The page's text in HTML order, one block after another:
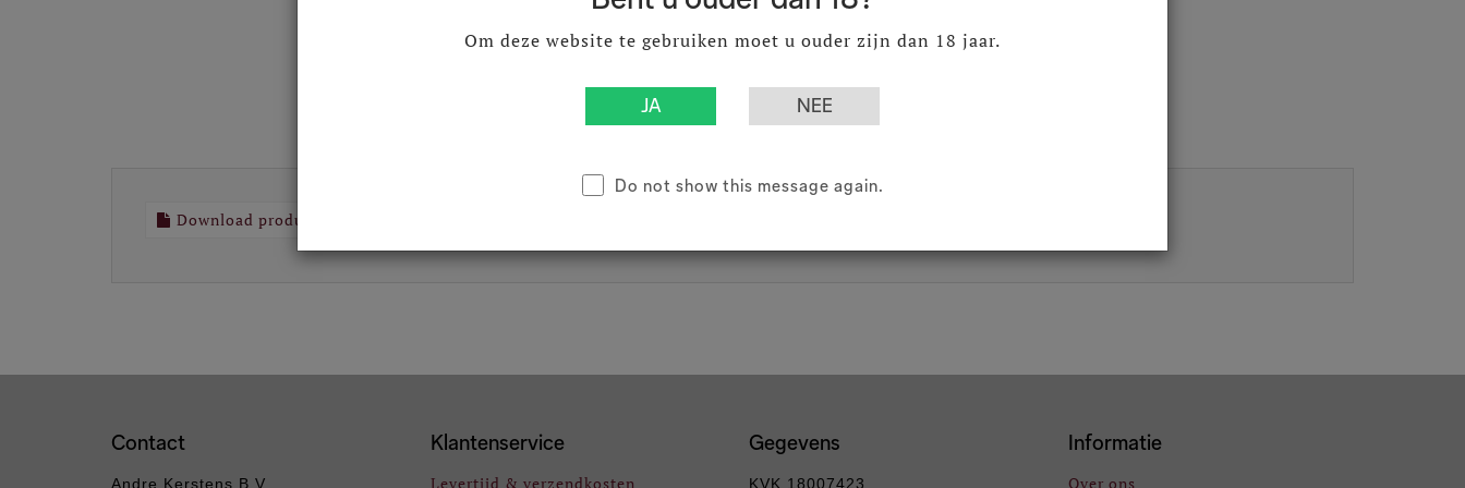
Om deze website te gebruiken moet u ouder zijn dan 18 jaar.
Do not show this message again.
Download productomschrijving
Contact
Andre Kerstens B.V.
Klantenservice
Levertijd & verzendkosten
Gegevens
KVK 18007423
Informatie
Over ons